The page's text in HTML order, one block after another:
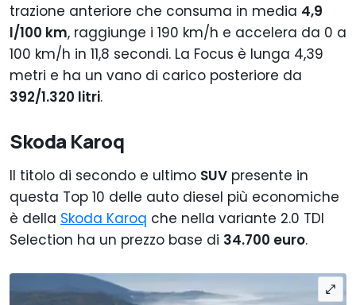
trazione anteriore che consuma in media 4,9
l/100 km, raggiunge i 190 km/h e accelera da 0 a
100 km/h in 11,8 secondi. La Focus è lunga 4,39
metri e ha un vano di carico posteriore da
392/1.320 litri.
Skoda Karoq
Il titolo di secondo e ultimo SUV presente in
questa Top 10 delle auto diesel più economiche
è della Skoda Karoq che nella variante 2.0 TDI
Selection ha un prezzo base di 34.700 euro.